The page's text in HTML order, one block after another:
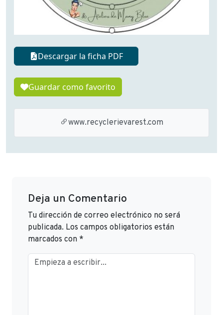
Descargar la ficha PDF
Guardar como favorito
www.recyclerievarest.com
Deja un Comentario
Tu dirección de correo electrónico no será
publicada. Los campos obligatorios están
marcados con *